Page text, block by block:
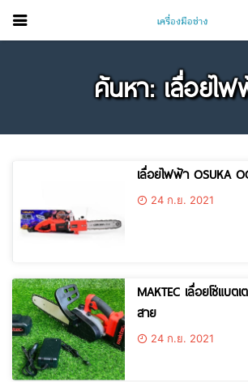
ค้นหา: เลื่อยไ
เลื่อยไฟฟ้า OSUKA
24 ก.ย. 2021
MAKTEC เลื่อยโซ่แบตเ
สาย
24 ก.ย. 2021